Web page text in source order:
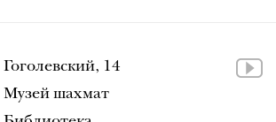
Гоголевский, 14
Музей шахмат